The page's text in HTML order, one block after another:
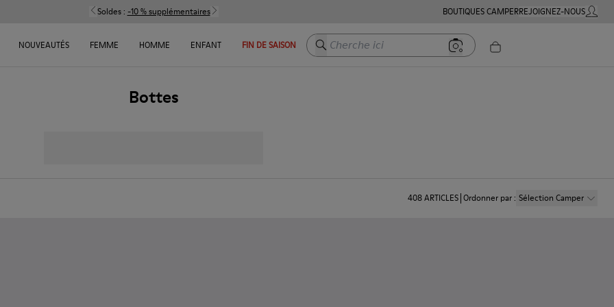
Soldes : -10 % supplémentaires BOUTIQUES CAMPERREJOIGNEZ-NOUSMON
NOUVEAUTÉS FEMME HOMME ENFANT FIN DE SAISON Cherche ici
Bottes
408ARTICLES Ordonner par: Sélection Camper